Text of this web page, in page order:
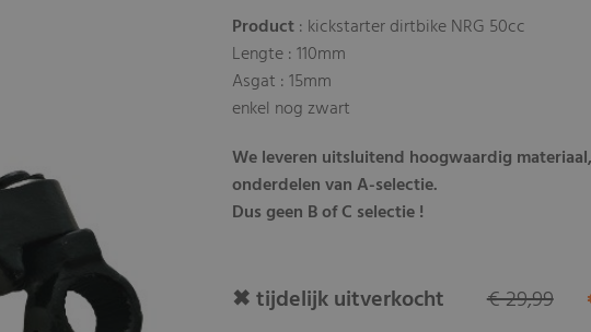
Product: kickstarter dirtbike NRG 50cc
Lengte : 110mm
Asgat : 15mm
enkel nog zwart
We leveren uitsluitend hoogwaardig materiaal,
onderdelen van A-selectie.
Dus geen B of C selectie !
✖ tijdelijk uitverkocht € 29,99